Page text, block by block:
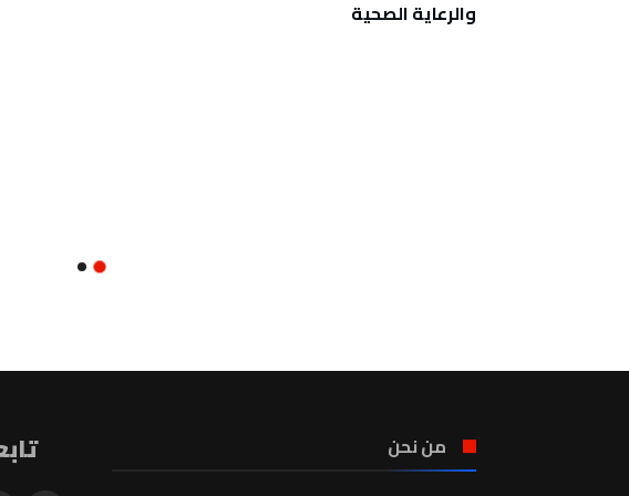
والرعاية الصحية
من نحن